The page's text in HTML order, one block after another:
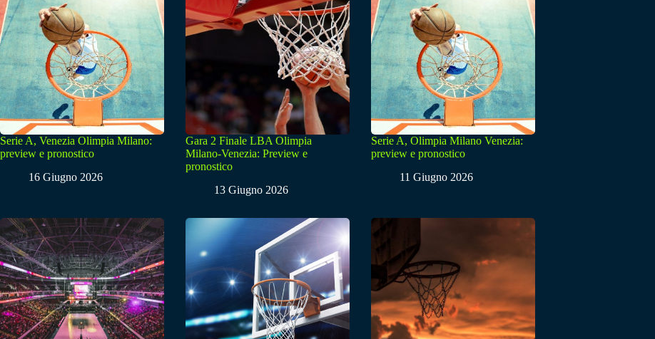
Serie A, Venezia Olimpia Milano:
preview e pronostico
16 Giugno 2026
Gara 2 Finale LBA Olimpia
Milano-Venezia: Preview e
pronostico
13 Giugno 2026
Serie A, Olimpia Milano Venezia:
preview e pronostico
11 Giugno 2026